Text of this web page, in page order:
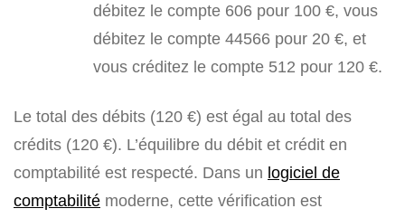
débitez le compte 606 pour 100 €, vous
débitez le compte 44566 pour 20 €, et
vous créditez le compte 512 pour 120 €.
Le total des débits (120 €) est égal au total des
crédits (120 €). L’équilibre du débit et crédit en
comptabilité est respecté. Dans un logiciel de
comptabilité moderne, cette vérification est